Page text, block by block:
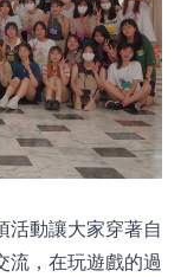
活動讓大家穿著自
流，在玩遊戲的過